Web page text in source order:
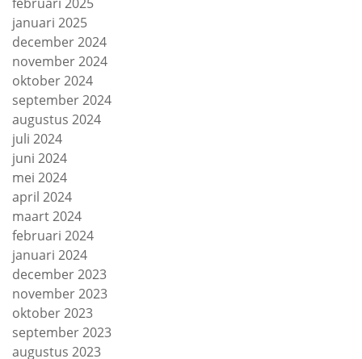
januari 2025
december 2024
november 2024
oktober 2024
september 2024
augustus 2024
juli 2024
juni 2024
mei 2024
april 2024
maart 2024
februari 2024
januari 2024
december 2023
november 2023
oktober 2023
september 2023
augustus 2023